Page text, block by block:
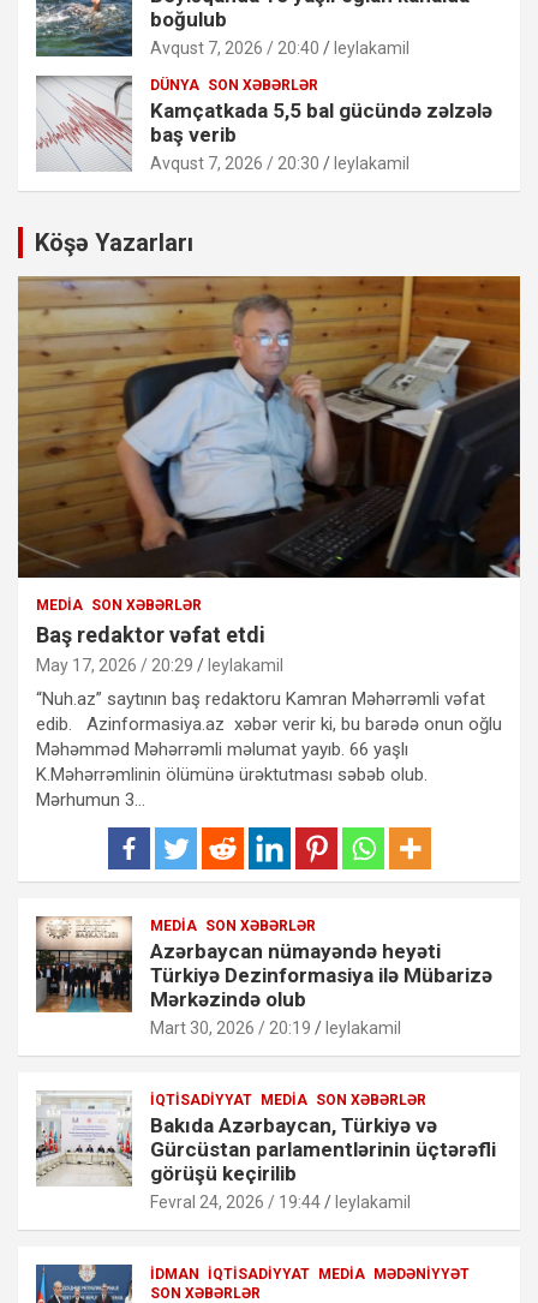
boğulub
Avqust 7, 2026 / 20:40 leylakamil
DÜNYA SON XƏBƏRLƏR
Kamçatkada 5,5 bal gücündə zəlzələ
baş verib
Avqust 7, 2026 / 20:30 leylakamil
Köşə Yazarları
MEDIA SON XƏBƏRLƏR
Baş redaktor vəfat etdi
May 17, 2026 / 20:29 leylakamil
“Nuh.az” saytının baş redaktoru Kamran Məhərrəmli vəfat
edib. Azinformasiya.az xəbər verir ki, bu barədə onun oğlu
Məhəmməd Məhərrəmli məlumat yayıb. 66 yaşlı
K.Məhərrəmlinin ölümünə ürəktutması səbəb olub.
Mərhumun 3…
MEDIA SON XƏBƏRLƏR
Azərbaycan nümayəndə heyəti
Türkiyə Dezinformasiya ilə Mübarizə
Mərkəzində olub
Mart 30, 2026 / 20:19 leylakamil
İQTISADIYYAT MEDIA SON XƏBƏRLƏR
Bakıda Azərbaycan, Türkiyə və
Gürcüstan parlamentlərinin üçtərəfli
görüşü keçirilib
Fevral 24, 2026 / 19:44 leylakamil
İDMAN İQTISADIYYAT MEDIA MƏDƏNIYYƏT
SON XƏBƏRLƏR